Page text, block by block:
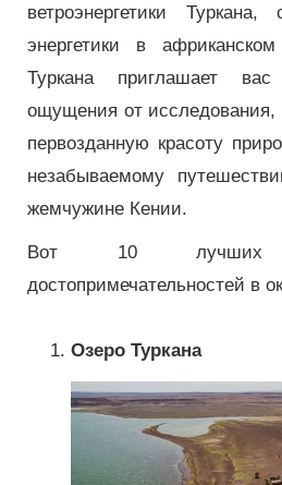
ветроэнергетики
энергетики в
Туркана приглашает
ощущения от исследования,
первозданную красоту
незабываемому
жемчужине Кении.
Вот 10
достопримечательностей в
Озеро Туркана